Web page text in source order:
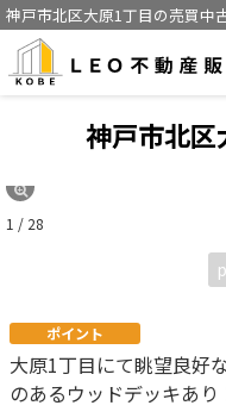
神戸市北区大原1丁目の売買中
バス28分徒歩8分）[1112]
神戸市北
1 / 28
ポイント
大原1丁目にて眺望良好
のあるウッドデッキあり